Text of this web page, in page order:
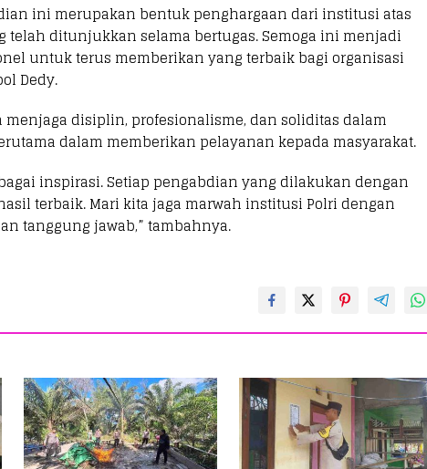
ini merupakan bentuk penghargaan dari institusi atas
telah ditunjukkan selama bertugas. Semoga ini menjadi
untuk terus memberikan yang terbaik bagi organisasi
Dedy.
disiplin, profesionalisme, dan soliditas dalam
dalam memberikan pelayanan kepada masyarakat.
inspirasi. Setiap pengabdian yang dilakukan dengan
terbaik. Mari kita jaga marwah institusi Polri dengan
tanggung jawab,” tambahnya.